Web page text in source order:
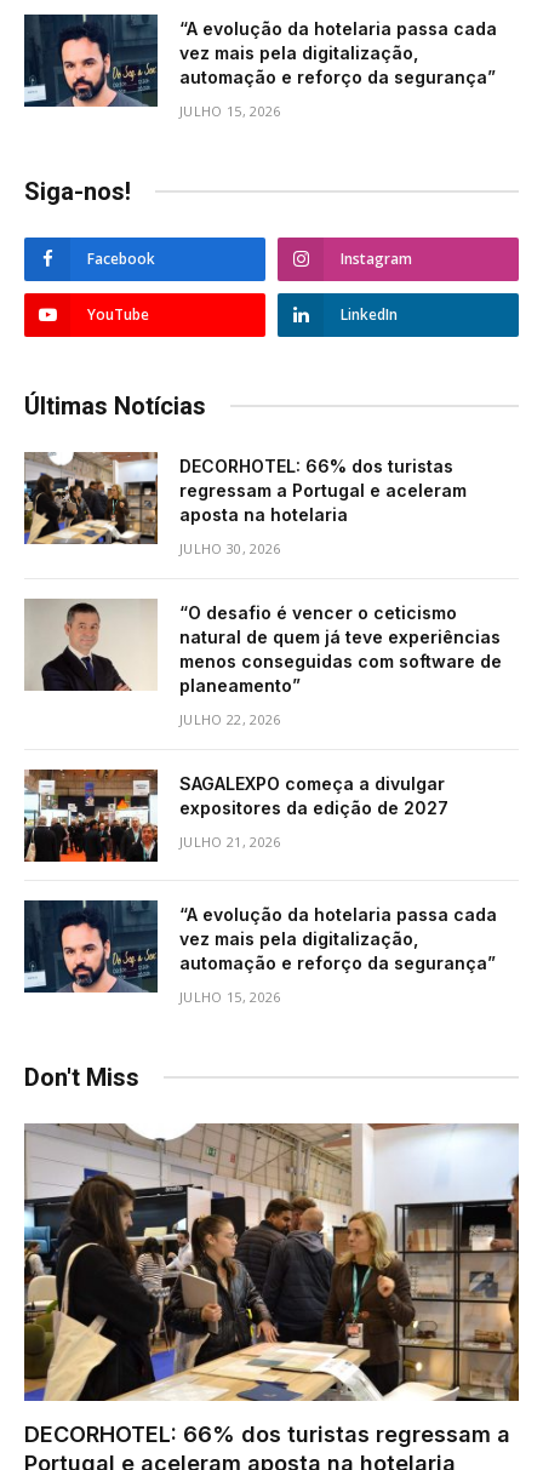
“A evolução da hotelaria passa cada
vez mais pela digitalização,
automação e reforço da segurança”
JULHO 15, 2026
Siga-nos!
Facebook Instagram
YouTube LinkedIn
Últimas Notícias
DECORHOTEL: 66% dos turistas
regressam a Portugal e aceleram
aposta na hotelaria
JULHO 30, 2026
“O desafio é vencer o ceticismo
natural de quem já teve experiências
menos conseguidas com software de
planeamento”
JULHO 22, 2026
SAGALEXPO começa a divulgar
expositores da edição de 2027
JULHO 21, 2026
“A evolução da hotelaria passa cada
vez mais pela digitalização,
automação e reforço da segurança”
JULHO 15, 2026
Don't Miss
DECORHOTEL: 66% dos turistas regressam a
Portugal e aceleram aposta na hotelaria